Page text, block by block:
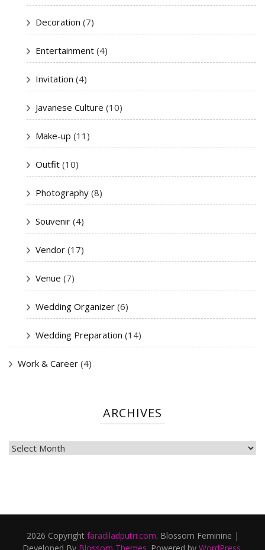
Decoration (7)
Entertainment (4)
Invitation (4)
Javanese Culture (10)
Make-up (11)
Outfit (10)
Photography (8)
Souvenir (4)
Vendor (17)
Venue (7)
Wedding Organizer (6)
Wedding Preparation (14)
Work & Career (4)
ARCHIVES
ARCHIVES
2026 Copyright faradiladputri.com. Blossom Feminine |
Developed By Blossom Themes . Powered by WordPress